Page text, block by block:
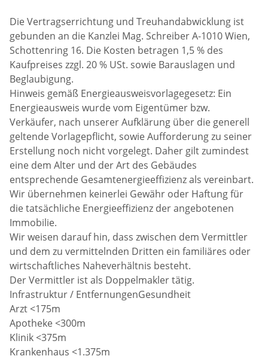
Die Vertragserrichtung und Treuhandabwicklung ist
gebunden an die Kanzlei Mag. Schreiber A-1010 Wien,
Schottenring 16. Die Kosten betragen 1,5 % des
Kaufpreises zzgl. 20 % USt. sowie Barauslagen und
Beglaubigung.
Hinweis gemäß Energieausweisvorlagegesetz: Ein
Energieausweis wurde vom Eigentümer bzw.
Verkäufer, nach unserer Aufklärung über die generell
geltende Vorlagepflicht, sowie Aufforderung zu seiner
Erstellung noch nicht vorgelegt. Daher gilt zumindest
eine dem Alter und der Art des Gebäudes
entsprechende Gesamtenergieeffizienz als vereinbart.
Wir übernehmen keinerlei Gewähr oder Haftung für
die tatsächliche Energieeffizienz der angebotenen
Immobilie.
Wir weisen darauf hin, dass zwischen dem Vermittler
und dem zu vermittelnden Dritten ein familiäres oder
wirtschaftliches Naheverhältnis besteht.
Der Vermittler ist als Doppelmakler tätig.
Infrastruktur / EntfernungenGesundheit
Arzt <175m
Apotheke <300m
Klinik <375m
Krankenhaus <1.375m